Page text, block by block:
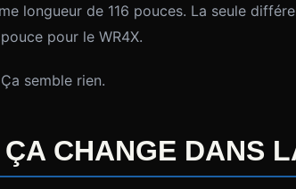
longueur de 116 pouces. La seule
pour le WR4X.
semble rien.
CHANGE DANS